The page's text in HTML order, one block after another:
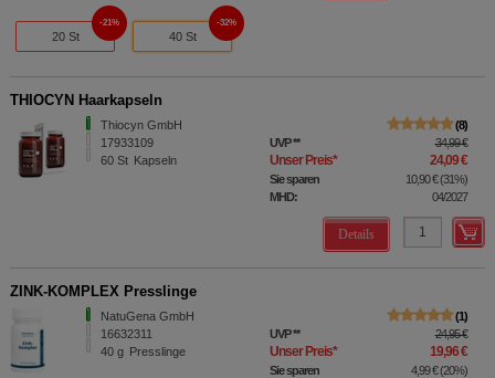
20 St
21%
40 St
32%
THIOCYN Haarkapseln
Thiocyn GmbH
17933109
60 St Kapseln
8
UVP** 34,99 €
Unser Preis* 24,09 €
Sie sparen 10,90 €(31%)
MHD:
04/2027
Details
ZINK-KOMPLEX Presslinge
NatuGena GmbH
16632311
40 g Presslinge
1
UVP** 24,95 €
Unser Preis* 19,96 €
Sie sparen 4,99 €(20%)